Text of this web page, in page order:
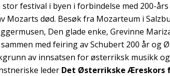
stor festival i byen i forbindelse med 200-års
Mozarts død. Besøk fra Mozarteum i
Den glade enke, Grevinne
med feiring av Schubert 200 år og
av innsatsen for østerriksk musikk
leder Det Østerrikske Æreskors